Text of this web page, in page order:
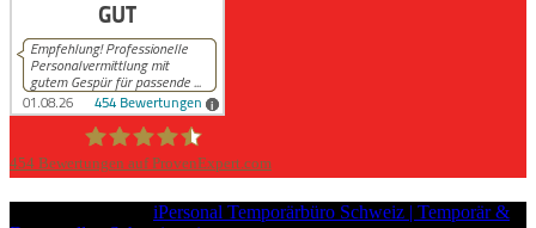
454 Bewertungen auf ProvenExpert.com
iPersonal Temporärbüro Schweiz | Temporär &